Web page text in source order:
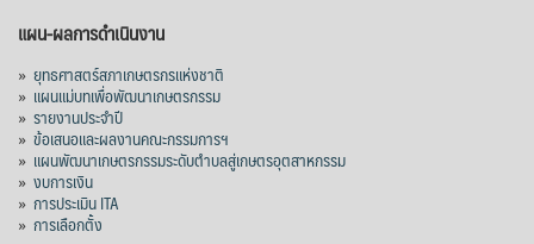
แผน-ผลการดำเนินงาน
» ยุทธศาสตร์สภาเกษตรกรแห่งชาติ
» แผนแม่บทเพื่อพัฒนาเกษตรกรรม
» รายงานประจำปี
» ข้อเสนอและผลงานคณะกรรมการฯ
» แผนพัฒนาเกษตรกรรมระดับตำบลสู่เกษตรอุตสาหกรรม
» งบการเงิน
» การประเมิน ITA
» การเลือกตั้ง